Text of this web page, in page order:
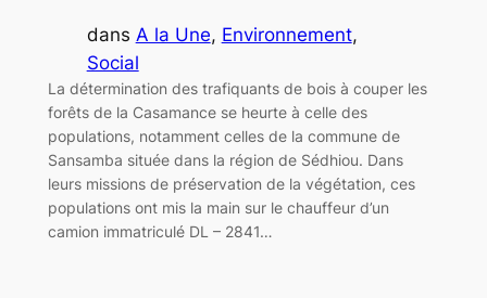
dans A la Une, Environnement
Social
La détermination des trafiquants de bois à couper les
forêts de la Casamance se heurte à celle des
populations, notamment celles de la commune de
Sansamba située dans la région de Sédhiou. Dans
leurs missions de préservation de la végétation, ces
populations ont mis la main sur le chauffeur d’un
camion immatriculé DL – 2841…